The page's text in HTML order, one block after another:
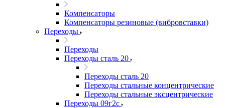
Компенсаторы
Компенсаторы резиновые (вибровставки)
Переходы
Переходы
Переходы сталь 20
Переходы сталь 20
Переходы стальные концентрические
Переходы стальные эксцентрические
Переходы 09г2с